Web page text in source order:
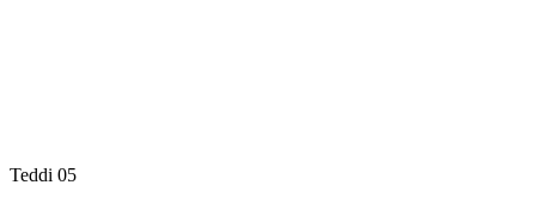
Teddi 05